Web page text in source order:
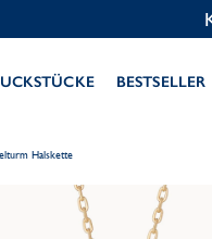
BESTSELLER
Halskette